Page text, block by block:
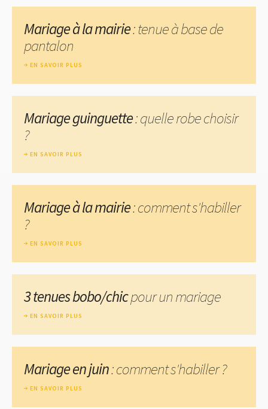
Mariage à la mairie: tenue à base de
pantalon
EN SAVOIR PLUS
Mariage guinguette: quelle robe choisir
?
EN SAVOIR PLUS
Mariage à la mairie: comment s'habiller
?
EN SAVOIR PLUS
3 tenues bobo/chicpour un mariage
EN SAVOIR PLUS
Mariage en juin: comment s'habiller ?
EN SAVOIR PLUS